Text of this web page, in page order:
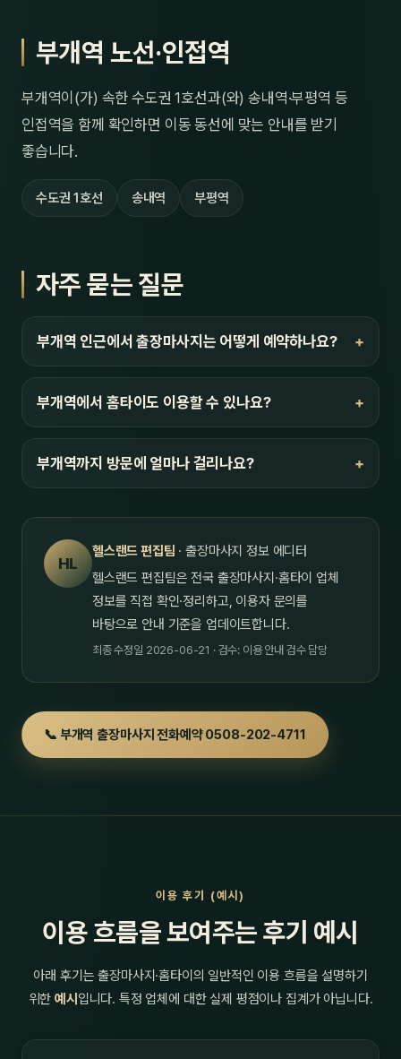
부개역 노선·인접역
부개역이(가) 속한 수도권 1호선과(와) 송내역·부평역 등
인접역을 함께 확인하면 이동 동선에 맞는 안내를 받기
좋습니다.
수도권 1호선 송내역 부평역
자주 묻는 질문
부개역 인근에서 출장마사지는 어떻게 예약하나요?
부개역에서 홈타이도 이용할 수 있나요?
부개역까지 방문에 얼마나 걸리나요?
HL
헬스랜드 편집팀 · 출장마사지 정보 에디터
헬스랜드 편집팀은 전국 출장마사지·홈타이 업체
정보를 직접 확인·정리하고, 이용자 문의를
바탕으로 안내 기준을 업데이트합니다.
최종 수정일 2026-06-21 · 검수: 이용 안내 검수 담당
📞 부개역 출장마사지 전화예약 0508-202-4711
이용 후기 (예시)
이용 흐름을 보여주는 후기 예시
아래 후기는 출장마사지·홈타이의 일반적인 이용 흐름을 설명하기
위한예시 입니다. 특정 업체에 대한 실제 평점이나 집계가 아닙니다.